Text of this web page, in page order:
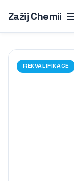
Zažij Chemii
REKVALIFIKACE